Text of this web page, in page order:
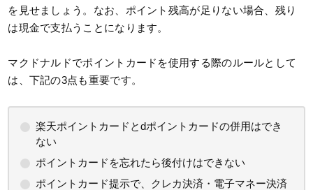
を見せましょう。なお、ポイント残高が足りない場合、残り
は現金で支払うことになります。
マクドナルドでポイントカードを使用する際のルールとして
は、下記の3点も重要です。
楽天ポイントカードとdポイントカードの併用はでき
ない
ポイントカードを忘れたら後付けはできない
ポイントカード提示で、クレカ決済・電子マネー決済